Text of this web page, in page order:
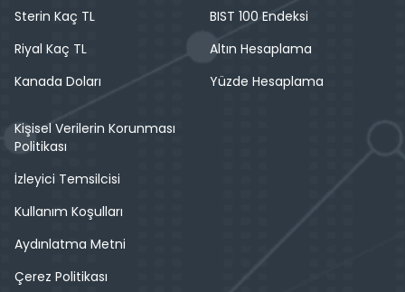
Sterin Kaç TL
Riyal Kaç TL
Kanada Doları
BIST 100 Endeksi
Altın Hesaplama
Yüzde Hesaplama
Kişisel Verilerin Korunması
Politikası
İzleyici Temsilcisi
Kullanım Koşulları
Aydınlatma Metni
Çerez Politikası